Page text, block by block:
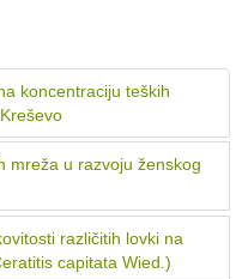
koncentraciju teških
mreža u razvoju ženskog
različitih lovki na
capitata Wied.)